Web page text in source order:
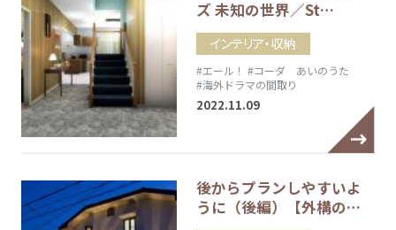
ズ 未知の世界／St…
インテリア・収納
#エール！ #コーダ あいのうた
#海外ドラマの間取り
2022.11.09
後からプランしやすいよ
うに（後編）【外構の…